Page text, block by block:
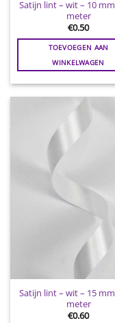
Satijn lint – wit – 10
meter
€0.50
TOEVOEGEN AAN
WINKELWAGEN
Satijn lint – wit – 15
meter
€0.60